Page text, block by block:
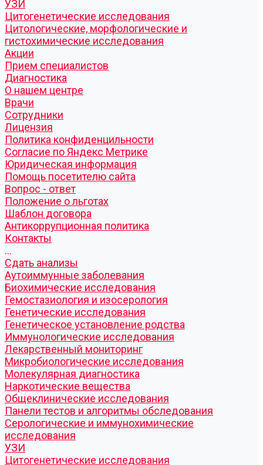
УЗИ
Цитогенетические исследования
Цитологические, морфологические и
гистохимические исследования
Акции
Прием специалистов
Диагностика
О нашем центре
Врачи
Сотрудники
Лицензия
Политика конфиденцильности
Согласие по Яндекс Метрике
Юридическая информация
Помощь посетителю сайта
Вопрос - ответ
Положение о льготах
Шаблон договора
Антикоррупционная политика
Контакты
...
Cдать анализы
Аутоиммунные заболевания
Биохимические исследования
Гемостазиология и изосерология
Генетические исследования
Генетическое установление родства
Иммунологические исследования
Лекарственный мониторинг
Микробиологические исследования
Молекулярная диагностика
Наркотические вещества
Общеклинические исследования
Панели тестов и алгоритмы обследования
Серологические и иммунохимические
исследования
УЗИ
Цитогенетические исследования